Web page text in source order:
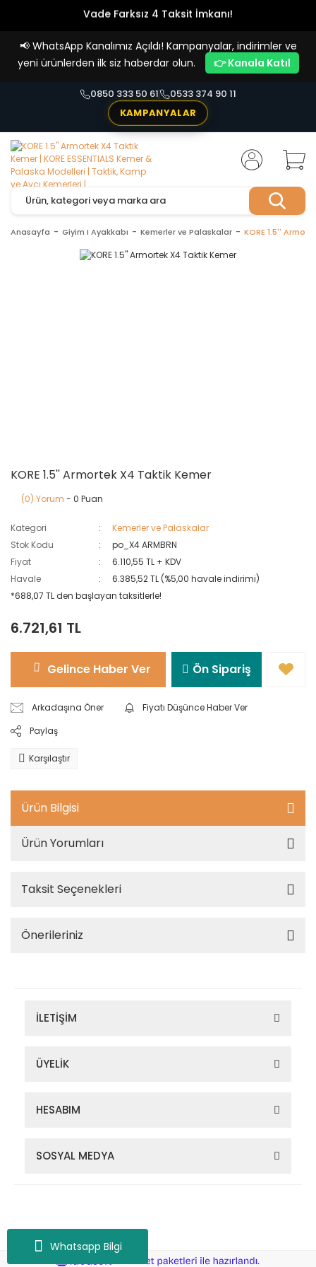
Whatsapp Bilgi
Vade Farksız 4 Taksit İmkanı!
📢 WhatsApp Kanalımız Açıldı! Kampanyalar, indirimler ve
yeni ürünlerden ilk siz haberdar olun.
👉 Kanala Katıl
0850 333 50 61
0533 374 90 11
KAMPANYALAR
Anasayfa Giyim I Ayakkabı Kemerler ve Palaskalar KORE 1.5''
KORE 1.5'' Armortek X4 Taktik Kemer
(0) Yorum - 0 Puan
Kategori
Kemerler ve Palaskalar
Stok Kodu
po_X4 ARMBRN
Fiyat
6.110,55 TL + KDV
Havale
6.385,52 TL (%5,00 havale indirimi)
*688,07 TL den başlayan taksitlerle!
6.721,61 TL
Gelince Haber Ver Ön Sipariş
Arkadaşına Öner
Fiyatı Düşünce Haber Ver
Paylaş
Karşılaştır
Ürün Bilgisi
Ürün Yorumları
Taksit Seçenekleri
Önerileriniz
İLETİŞİM
ÜYELİK
HESABIM
SOSYAL MEDYA
e-